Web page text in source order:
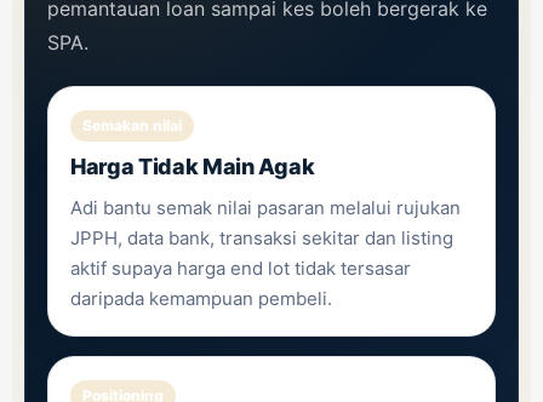
pemantauan loan sampai kes boleh bergerak ke
SPA.
Semakan nilai
Harga Tidak Main Agak
Adi bantu semak nilai pasaran melalui rujukan
JPPH, data bank, transaksi sekitar dan listing
aktif supaya harga end lot tidak tersasar
daripada kemampuan pembeli.
Positioning